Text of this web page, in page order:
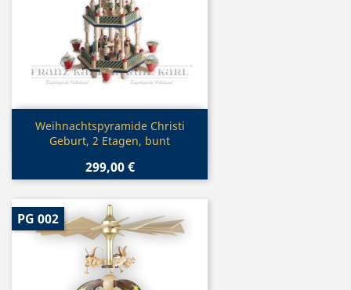
Vorschau
Weihnachtspyramide Christi
Geburt, 2 Etagen, bunt
299,00 €
PG 002